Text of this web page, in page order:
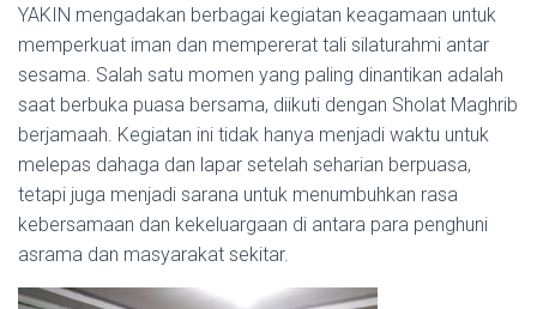
YAKIN mengadakan berbagai kegiatan keagamaan untuk
memperkuat iman dan mempererat tali silaturahmi antar
sesama. Salah satu momen yang paling dinantikan adalah
saat berbuka puasa bersama, diikuti dengan Sholat Maghrib
berjamaah. Kegiatan ini tidak hanya menjadi waktu untuk
melepas dahaga dan lapar setelah seharian berpuasa,
tetapi juga menjadi sarana untuk menumbuhkan rasa
kebersamaan dan kekeluargaan di antara para penghuni
asrama dan masyarakat sekitar.